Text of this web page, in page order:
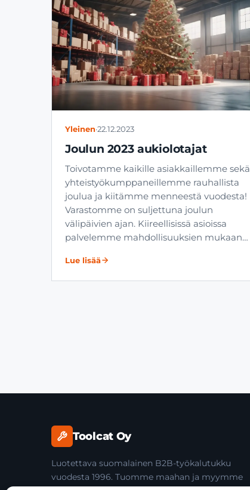
Yleinen·22.12.2023
Joulun 2023 aukiolotajat
Toivotamme kaikille asiakkaillemme sekä
yhteistyökumppaneillemme rauhallista
joulua ja kiitämme menneestä vuodesta!
Varastomme on suljettuna joulun
välipäivien ajan. Kiireellisissä asioissa
palvelemme mahdollisuuksien mukaan…
Lue lisää
Toolcat Oy
Luotettava suomalainen B2B-työkalutukku
vuodesta 1996. Tuomme maahan ja myymme